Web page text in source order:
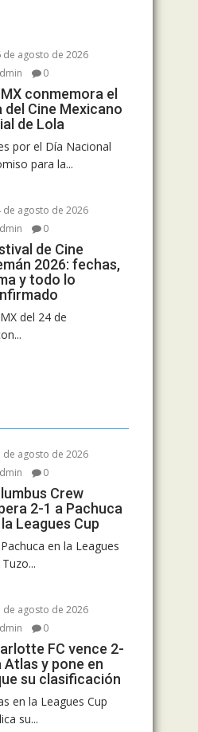
de agosto de 2026
0
conmemora el
del Cine Mexicano
de Lola
por el Día Nacional
para la...
de agosto de 2026
0
de Cine
2026: fechas,
y todo lo
del 24 de
de agosto de 2026
0
Crew
2-1 a Pachuca
Leagues Cup
en la Leagues
de agosto de 2026
0
FC vence 2-
Atlas y pone en
su clasificación
en la Leagues Cup
su...